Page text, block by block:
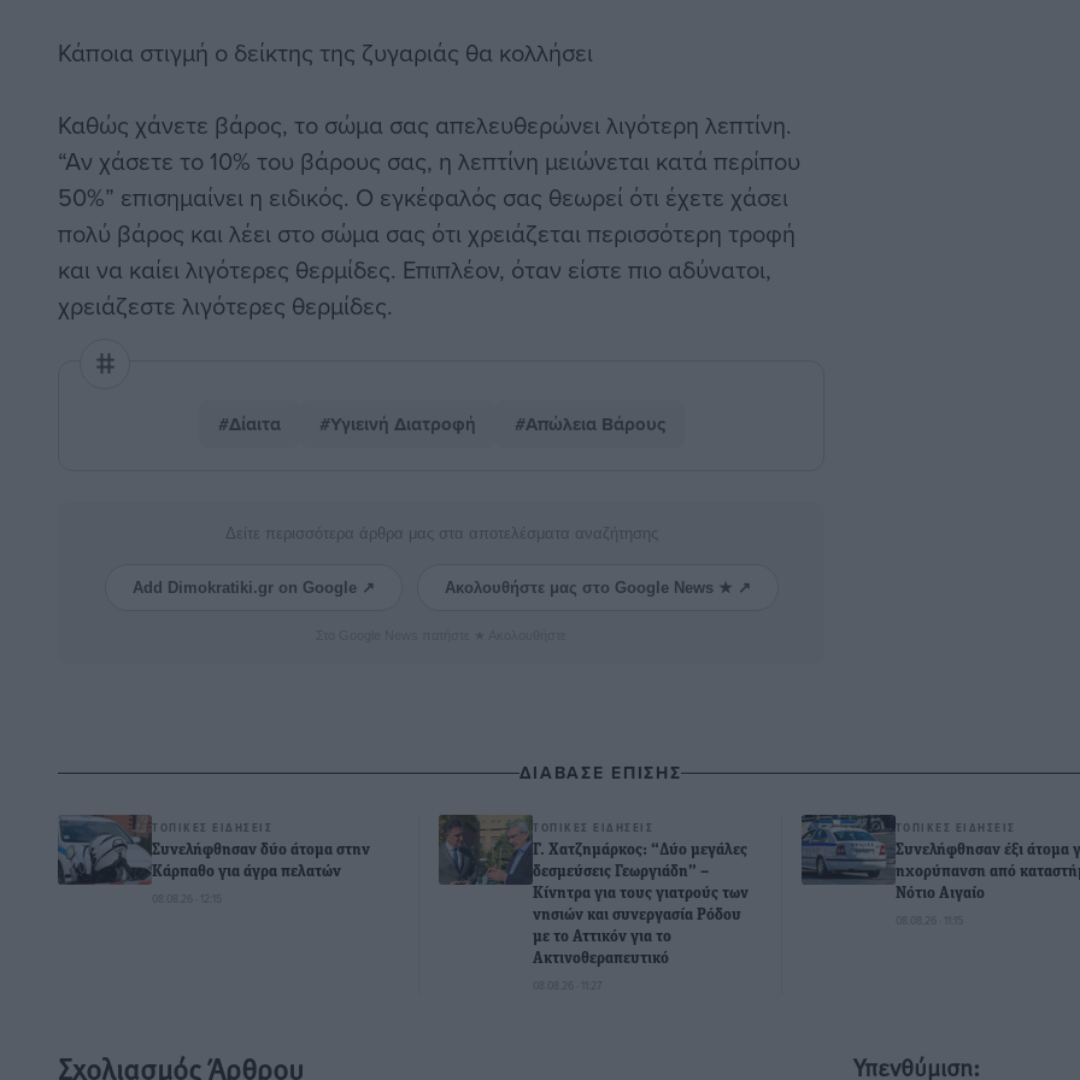
Κάποια στιγμή ο δείκτης της ζυγαριάς θα κολλήσει
Καθώς χάνετε βάρος, το σώμα σας απελευθερώνει λιγότερη λεπτίνη.
“Αν χάσετε το 10% του βάρους σας, η λεπτίνη μειώνεται κατά περίπου
50%” επισημαίνει η ειδικός. Ο εγκέφαλός σας θεωρεί ότι έχετε χάσει
πολύ βάρος και λέει στο σώμα σας ότι χρειάζεται περισσότερη τροφή
και να καίει λιγότερες θερμίδες. Επιπλέον, όταν είστε πιο αδύνατοι,
χρειάζεστε λιγότερες θερμίδες.
#Δίαιτα #Υγιεινή Διατροφή #Απώλεια Βάρους
Δείτε περισσότερα άρθρα μας στα αποτελέσματα αναζήτησης
Add Dimokratiki.gr on Google ↗ Ακολουθήστε μας στο Google News ★ ↗
ΔΙΑΒΑΣΕ ΕΠΙΣΗΣ
ΤΟΠΙΚΈΣ ΕΙΔΉΣΕΙΣ
Συνελήφθησαν δύο άτομα στην
Κάρπαθο για άγρα πελατών
08.08.26 · 12:15
ΤΟΠΙΚΈΣ ΕΙΔΉΣΕΙΣ
Γ. Χατζημάρκος: “Δύο μεγάλες
δεσμεύσεις Γεωργιάδη” –
Κίνητρα για τους γιατρούς των
νησιών και συνεργασία Ρόδου
με το Αττικόν για το
Ακτινοθεραπευτικό
08.08.26 · 11:27
ΤΟΠΙΚΈΣ ΕΙΔΉΣΕΙΣ
Συνελήφθησαν έξι άτομα
ηχορύπανση από
Νότιο Αιγαίο
08.08.26 · 11:15
Σχολιασμός Άρθρου Υπενθύμιση: